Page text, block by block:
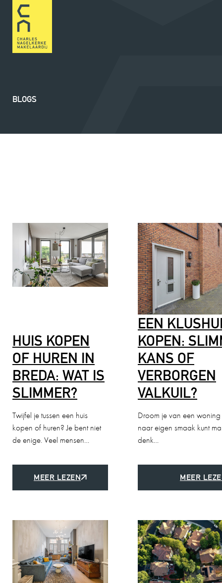
BLOGS
HUIS KOPEN
OF HUREN IN
BREDA: WAT IS
SLIMMER?
Twijfel je tussen een huis
kopen of huren? Je bent niet
de enige. Veel mensen…
MEER LEZEN
EEN
KOPEN:
KANS OF
VERBORGEN
VALKUIL?
Droom je van een
naar eigen smaak kunt
denk…
MEER